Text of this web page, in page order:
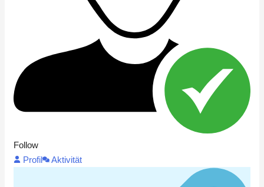
Follow
Profil
Aktivität